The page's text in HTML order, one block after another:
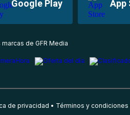
Google Play App
marcas de GFR Media
de privacidad Términos y condiciones